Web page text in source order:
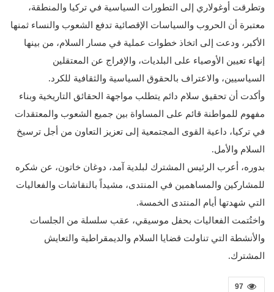
وتطرقت أوغولاري إلى التطورات السياسية في تركيا والمنطقة،
معتبرة أن الحروب والسياسات الإقصائية تدفع الشعوب والنساء ثمنها
الأكبر، ودعت إلى اتخاذ خطوات عملية في مسار السلام، من بينها
إنهاء تعيين الأوصياء على البلديات، والإفراج عن المعتقلين
السياسيين، والاعتراف بالحقوق السياسية والثقافية للكرد.
وأكدت أن تحقيق سلام دائم يتطلب مواجهة الحقائق التاريخية وبناء
مفهوم للمواطنة قائم على المساواة بين جميع الشعوب والمعتقدات
في تركيا، داعية القوى المجتمعية إلى تعزيز التعاون من أجل ترسيخ
السلام والأمل.
بدوره، أعرب الرئيس المشترك لبلدية آمد، دوغان خاتون، عن شكره
للمشاركين والمساهمين في المنتدى، مشيداً بالنقاشات والفعاليات
التي شهدتها أيام المنتدى الخمسة.
واختُتمت الفعاليات بحفل موسيقي، عقب سلسلة من الجلسات
والأنشطة التي تناولت قضايا السلام والديمقراطية والتعايش
المشترك.
97